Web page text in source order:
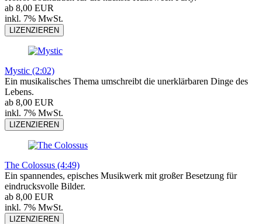
ab 8,00 EUR
inkl. 7% MwSt.
LIZENZIEREN
Mystic (2:02)
Ein musikalisches Thema umschreibt die unerklärbaren Dinge des
Lebens.
ab 8,00 EUR
inkl. 7% MwSt.
LIZENZIEREN
The Colossus (4:49)
Ein spannendes, episches Musikwerk mit großer Besetzung für
eindrucksvolle Bilder.
ab 8,00 EUR
inkl. 7% MwSt.
LIZENZIEREN